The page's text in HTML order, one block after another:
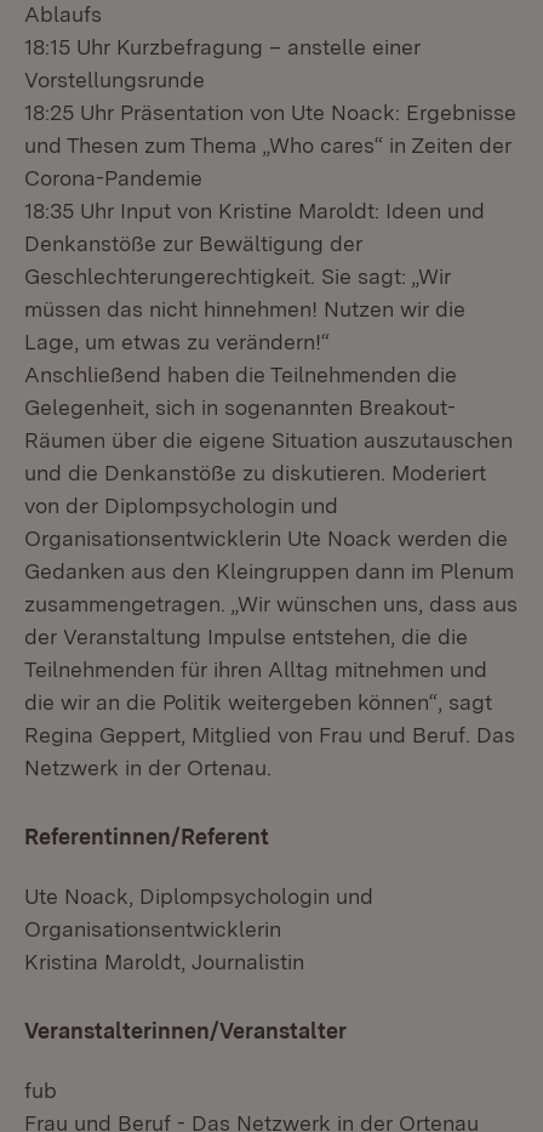
Ablaufs
18:15 Uhr Kurzbefragung – anstelle einer
Vorstellungsrunde
18:25 Uhr Präsentation von Ute Noack: Ergebnisse
und Thesen zum Thema „Who cares“ in Zeiten der
Corona-Pandemie
18:35 Uhr Input von Kristine Maroldt: Ideen und
Denkanstöße zur Bewältigung der
Geschlechterungerechtigkeit. Sie sagt: „Wir
müssen das nicht hinnehmen! Nutzen wir die
Lage, um etwas zu verändern!“
Anschließend haben die Teilnehmenden die
Gelegenheit, sich in sogenannten Breakout-
Räumen über die eigene Situation auszutauschen
und die Denkanstöße zu diskutieren. Moderiert
von der Diplompsychologin und
Organisationsentwicklerin Ute Noack werden die
Gedanken aus den Kleingruppen dann im Plenum
zusammengetragen. „Wir wünschen uns, dass aus
der Veranstaltung Impulse entstehen, die die
Teilnehmenden für ihren Alltag mitnehmen und
die wir an die Politik weitergeben können“, sagt
Regina Geppert, Mitglied von Frau und Beruf. Das
Netzwerk in der Ortenau.
Referentinnen/Referent
Ute Noack, Diplompsychologin und
Organisationsentwicklerin
Kristina Maroldt, Journalistin
Veranstalterinnen/Veranstalter
fub
Frau und Beruf - Das Netzwerk in der Ortenau